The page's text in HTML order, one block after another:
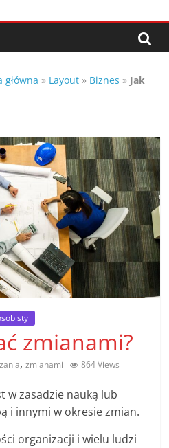
główna » Layout » Biznes » Jak
zmianami?
,zmianami 864 Views
w zasadzie nauką lub
i innymi w okresie zmian.
organizacji i wielu ludzi